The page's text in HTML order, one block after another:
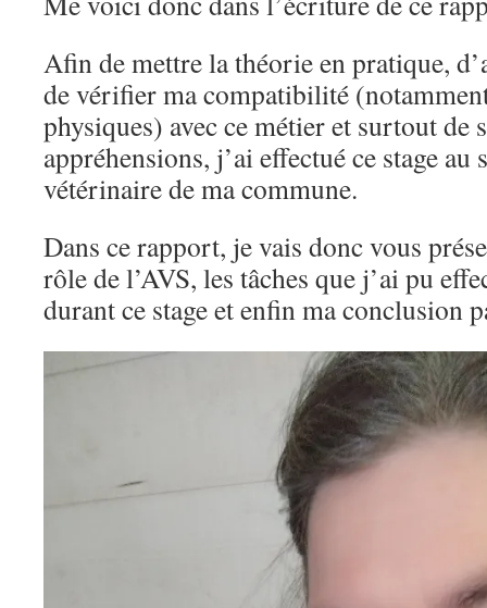
Afin de mettre la théorie en pratique,
de vérifier ma compatibilité
physiques) avec ce métier et surtout de
appréhensions, j’ai effectué ce stage au
vétérinaire de ma commune.
Dans ce rapport, je vais donc vous
rôle de l’AVS, les tâches que j’ai pu
durant ce stage et enfin ma conclusion